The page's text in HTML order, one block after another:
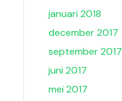
januari 2018
december 2017
september 2017
juni 2017
mei 2017